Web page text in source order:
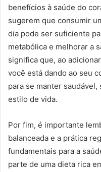
benefícios à saúde do
sugerem que consumir
dia pode ser suficiente
metabólica e melhorar a
significa que, ao
você está dando ao seu
para se manter
estilo de vida.
Por fim, é importante
balanceada e a prática
fundamentais para a
parte de uma dieta rica